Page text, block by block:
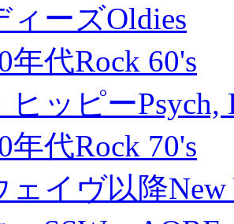
ィーズOldies
年代Rock 60's
ヒッピーPsych,
年代Rock 70's
ェイヴ以降New